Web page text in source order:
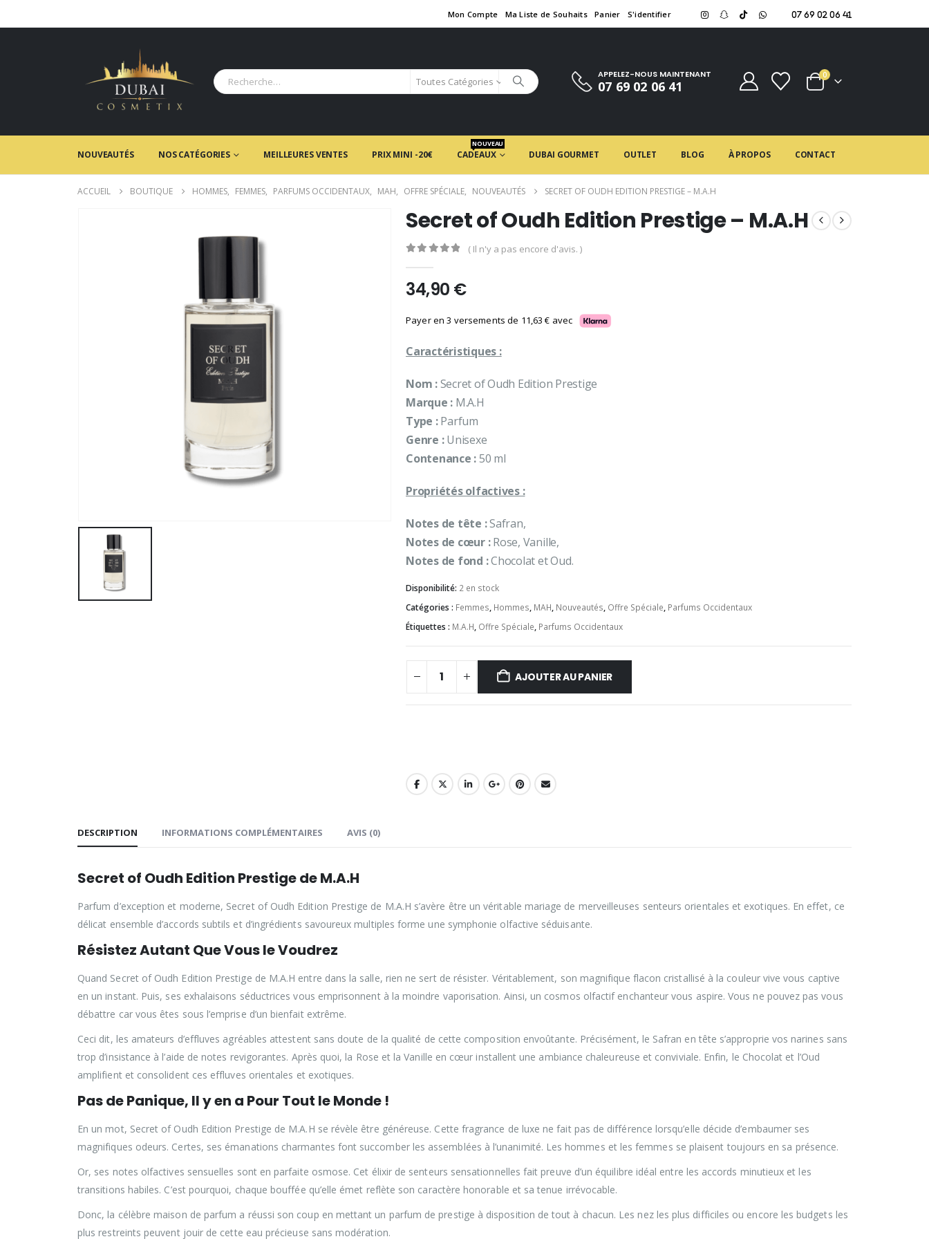
Mon Compte Ma Liste de Souhaits Panier S'identifier 07 69 02 06 41
Toutes Catégories
APPELEZ-NOUS MAINTENANT
07 69 02 06 41
0
NOUVEAUTÉS NOS CATÉGORIES MEILLEURES VENTES PRIX MINI -20€ CADEAUX
NOUVEAU
DUBAI GOURMET OUTLET BLOG À PROPOS CONTACT
ACCUEIL BOUTIQUE HOMMES, FEMMES, PARFUMS OCCIDENTAUX, MAH, OFFRE SPÉCIALE, NOUVEAUTÉS SECRET OF OUDH EDITION PRESTIGE – M.A.H
Secret of Oudh Edition Prestige – M.A.H
( Il n'y a pas encore d'avis. )
34,90 €
Payer en 3 versements de 11,63€ avec
Caractéristiques :
Nom :Secret of Oudh Edition Prestige
Marque : M.A.H
Type :Parfum
Genre :Unisexe
Contenance :50 ml
Propriétés olfactives :
Notes de tête :Safran,
Notes de cœur :Rose, Vanille,
Notes de fond :Chocolat et Oud.
Disponibilité: 2 en stock
Catégories : Femmes, Hommes, MAH, Nouveautés, Offre Spéciale, Parfums Occidentaux
Étiquettes : M.A.H, Offre Spéciale, Parfums Occidentaux
AJOUTER AU PANIER
DESCRIPTION INFORMATIONS COMPLÉMENTAIRES AVIS (0)
Secret of Oudh Edition Prestige de M.A.H
Parfum d’exception et moderne, Secret of Oudh Edition Prestige de M.A.H s’avère être un véritable mariage de merveilleuses senteurs orientales et exotiques. En effet, ce
délicat ensemble d’accords subtils et d’ingrédients savoureux multiples forme une symphonie olfactive séduisante.
Résistez Autant Que Vous le Voudrez
Quand Secret of Oudh Edition Prestige de M.A.H entre dans la salle, rien ne sert de résister. Véritablement, son magnifique flacon cristallisé à la couleur vive vous captive
en un instant. Puis, ses exhalaisons séductrices vous emprisonnent à la moindre vaporisation. Ainsi, un cosmos olfactif enchanteur vous aspire. Vous ne pouvez pas vous
débattre car vous êtes sous l’emprise d’un bienfait extrême.
Ceci dit, les amateurs d’effluves agréables attestent sans doute de la qualité de cette composition envoûtante. Précisément, le Safran en tête s’approprie vos narines sans
trop d’insistance à l’aide de notes revigorantes. Après quoi, la Rose et la Vanille en cœur installent une ambiance chaleureuse et conviviale. Enfin, le Chocolat et l’Oud
amplifient et consolident ces effluves orientales et exotiques.
Pas de Panique, Il y en a Pour Tout le Monde !
En un mot, Secret of Oudh Edition Prestige de M.A.H se révèle être généreuse. Cette fragrance de luxe ne fait pas de différence lorsqu’elle décide d’embaumer ses
magnifiques odeurs. Certes, ses émanations charmantes font succomber les assemblées à l’unanimité. Les hommes et les femmes se plaisent toujours en sa présence.
Or, ses notes olfactives sensuelles sont en parfaite osmose. Cet élixir de senteurs sensationnelles fait preuve d’un équilibre idéal entre les accords minutieux et les
transitions habiles. C’est pourquoi, chaque bouffée qu’elle émet reflète son caractère honorable et sa tenue irrévocable.
Donc, la célèbre maison de parfum a réussi son coup en mettant un parfum de prestige à disposition de tout à chacun. Les nez les plus difficiles ou encore les budgets les
plus restreints peuvent jouir de cette eau précieuse sans modération.